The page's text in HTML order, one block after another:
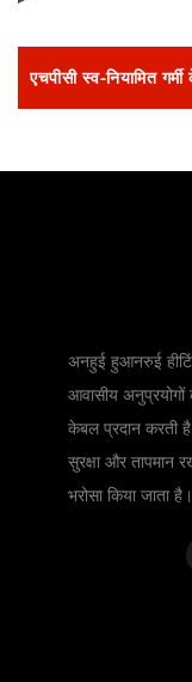
एचपीसी स्व-नियामित
अनहुई हुआनरुई
आवासीय अनुप्रयोगों
केबल प्रदान करती
सुरक्षा और तापमान
भरोसा किया जाता